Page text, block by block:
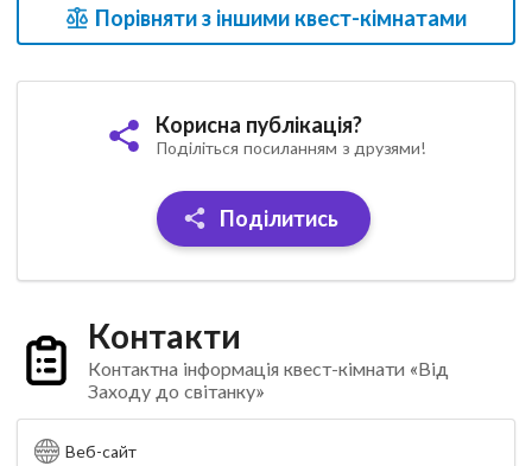
Порівняти з іншими квест-кімнатами
Корисна публікація?
Поділіться посиланням з друзями!
Поділитись
Контакти
Контактна інформація квест-кімнати «Від
Заходу до світанку»
Веб-сайт